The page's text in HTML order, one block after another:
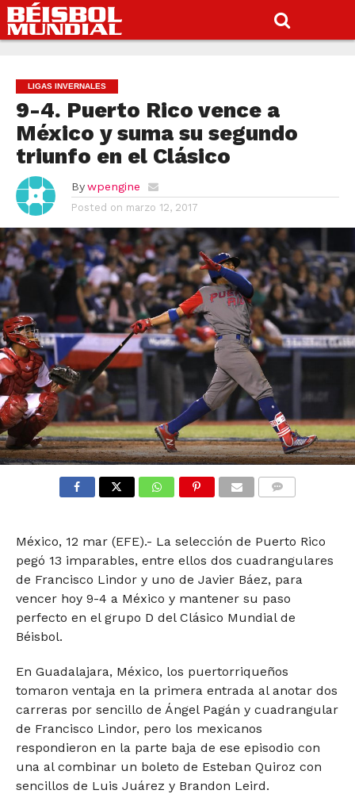
LIGAS INVERNALES
9-4. Puerto Rico vence a
México y suma su segundo
triunfo en el Clásico
By wpengine
Posted on marzo 12, 2017
México, 12 mar (EFE).- La selección de Puerto Rico
pegó 13 imparables, entre ellos dos cuadrangulares
de Francisco Lindor y uno de Javier Báez, para
vencer hoy 9-4 a México y mantener su paso
perfecto en el grupo D del Clásico Mundial de
Béisbol.
En Guadalajara, México, los puertorriqueños
tomaron ventaja en la primera entrada al anotar dos
carreras por sencillo de Ángel Pagán y cuadrangular
de Francisco Lindor, pero los mexicanos
respondieron en la parte baja de ese episodio con
una al combinar un boleto de Esteban Quiroz con
sencillos de Luis Juárez y Brandon Leird.